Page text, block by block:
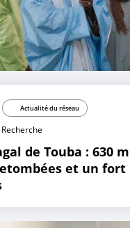
Actualité du réseau
Recherche
de Touba : 630
et un